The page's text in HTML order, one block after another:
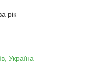
рік
Україна